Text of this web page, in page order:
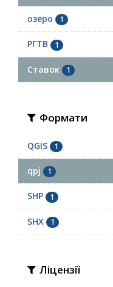
озеро 1
РГТВ 1
Ставок 1
Формати
QGIS 1
qpj 1
SHP 1
SHX 1
Ліцензії